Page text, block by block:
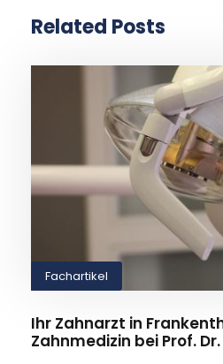
Related Posts
Fachartikel
Ihr Zahnarzt in
Zahnmedizin bei Prof.